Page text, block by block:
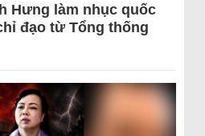
Hưng làm nhục quốc
đạo từ Tổng thống